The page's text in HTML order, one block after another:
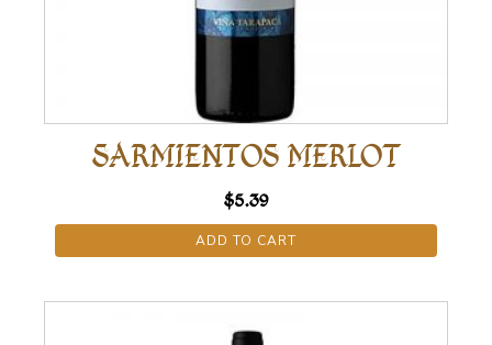
SARMIENTOS MERLOT
$5.39
ADD TO CART